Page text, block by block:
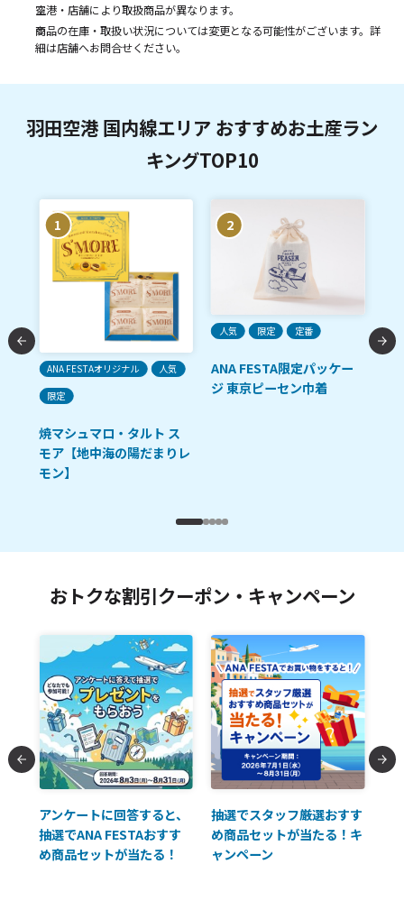
空港・店舗により取扱商品が異なります。
商品の在庫・取扱い状況については変更となる可能性がございます。詳
細は店舗へお問合せください。
羽田空港 国内線エリア おすすめお土産ラン
キングTOP10
1
ANA FESTAオリジナル
人気
限定
焼マシュマロ・タルト ス
モア【地中海の陽だまりレ
モン】
2
人気 限定 定番
ANA FESTA限定パッケー
ジ 東京ピーセン巾着
おトクな割引クーポン・キャンペーン
アンケートに回答すると、
抽選でANA FESTAおすす
め商品セットが当たる！
抽選でスタッフ厳選おすす
め商品セットが当たる！キ
ャンペーン